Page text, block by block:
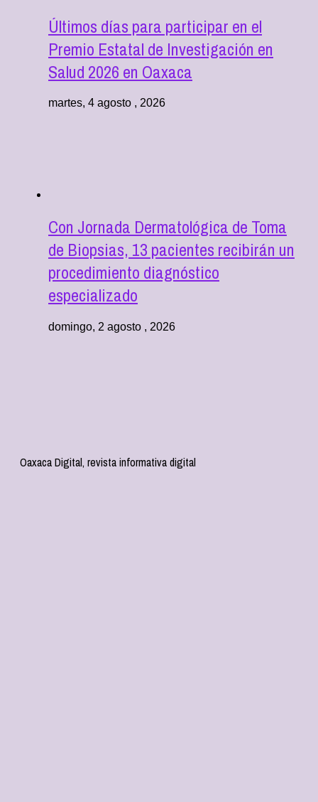
Últimos días para participar en el
Premio Estatal de Investigación en
Salud 2026 en Oaxaca
martes, 4 agosto , 2026
Con Jornada Dermatológica de Toma
de Biopsias, 13 pacientes recibirán un
procedimiento diagnóstico
especializado
domingo, 2 agosto , 2026
Oaxaca Digital, revista informativa digital